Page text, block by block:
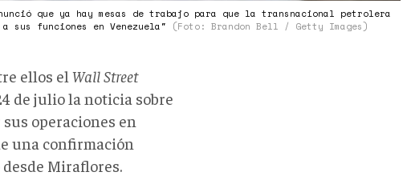
que ya hay mesas de trabajo para que la transnacional petrolera
sus funciones en Venezuela"
(Foto: Brandon Bell / Getty Images)
ellos el Wall Street
de julio la noticia sobre
operaciones en
una confirmación
Miraflores.